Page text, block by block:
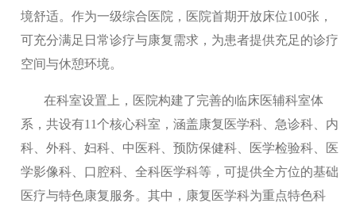
境舒适。作为一级综合医院，医院首期开放床位100张，
可充分满足日常诊疗与康复需求，为患者提供充足的诊疗
空间与休憩环境。
在科室设置上，医院构建了完善的临床医辅科室体
系，共设有11个核心科室，涵盖康复医学科、急诊科、内
科、外科、妇科、中医科、预防保健科、医学检验科、医
学影像科、口腔科、全科医学科等，可提供全方位的基础
医疗与特色康复服务。其中，康复医学科为重点特色科